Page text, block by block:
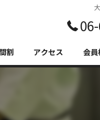
割 アクセス 会員